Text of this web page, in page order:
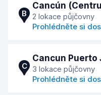
B
Cancún
2 lokace půjčovny
Prohlédněte si
C
Cancun Puerto
3 lokace půjčovny
Prohlédněte si